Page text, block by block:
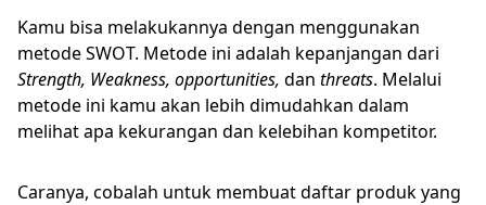
Kamu bisa melakukannya dengan menggunakan
metode SWOT. Metode ini adalah kepanjangan dari
Strength, Weakness, opportunities, dan threats. Melalui
metode ini kamu akan lebih dimudahkan dalam
melihat apa kekurangan dan kelebihan kompetitor.
Caranya, cobalah untuk membuat daftar produk yang